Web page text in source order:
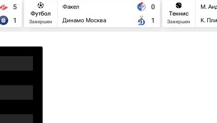
5
1
Футбол
Завершен
Факел
Динамо Москва
0
1
Теннис
Завершен
М.
К.